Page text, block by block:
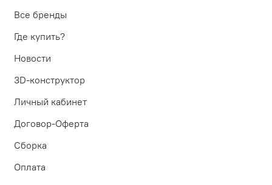
Все бренды
Где купить?
Новости
3D-конструктор
Личный кабинет
Договор-Оферта
Сборка
Оплата